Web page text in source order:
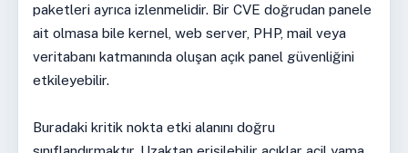
paketleri ayrıca izlenmelidir. Bir CVE doğrudan panele
ait olmasa bile kernel, web server, PHP, mail veya
veritabanı katmanında oluşan açık panel güvenliğini
etkileyebilir.
Buradaki kritik nokta etki alanını doğru